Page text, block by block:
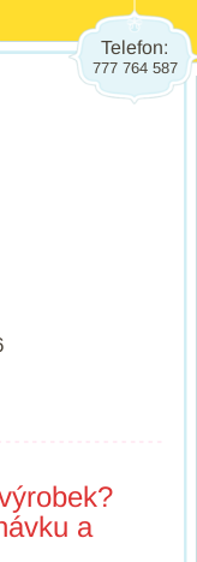
Telefon:
777 764 587
a